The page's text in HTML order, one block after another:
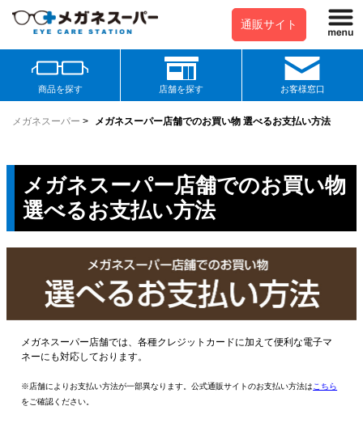
通販サイト
商品を探す 店舗を探す お客様窓口
メガネスーパー > メガネスーパー店舗でのお買い物 選べるお支払い方法
メガネスーパー店舗でのお買い物
選べるお支払い方法
メガネスーパー店舗では、各種クレジットカードに加えて便利な電子マ
ネーにも対応しております。
※店舗によりお支払い方法が一部異なります。公式通販サイトのお支払い方法は こちら
をご確認ください。